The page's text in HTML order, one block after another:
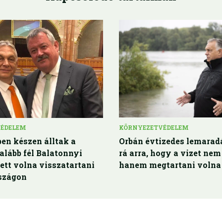
készen álltak a
fél Balatonnyi
volna visszatartani
KÖRNYEZETVÉDELEM
Orbán évtizedes
rá arra, hogy a vizet
hanem megtartani volna